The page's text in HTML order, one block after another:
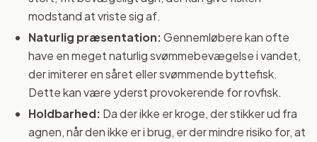
modstand at vriste sig af.
Naturlig præsentation:Gennemløbere kan ofte
have en meget naturlig svømmebevægelse i vandet,
der imiterer en såret eller svømmende byttefisk.
Dette kan være yderst provokerende for rovfisk.
Holdbarhed: Da der ikke er kroge, der stikker ud fra
agnen, når den ikke er i brug, er der mindre risiko for, at